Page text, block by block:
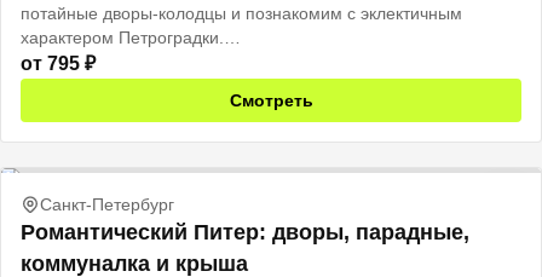
потайные дворы-колодцы и познакомим с эклектичным
характером Петроградки.
от 795 ₽
Смотреть
Санкт-Петербург
Романтический Питер: дворы, парадные,
коммуналка и крыша